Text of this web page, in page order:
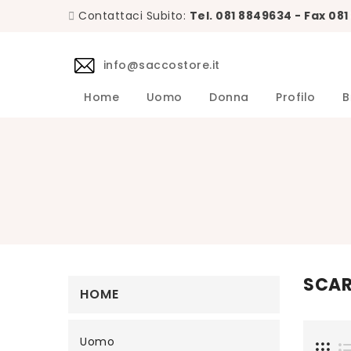
Contattaci Subito: Tel. 081 8849634 - Fax
info@saccostore.it
Home Uomo Donna Profilo
HOME
Uomo